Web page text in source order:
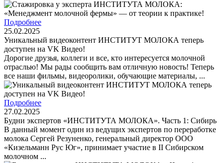
Подробнее
25.02.2025
Уникальный видеоконтент ИНСТИТУТ МОЛОКА теперь
доступен на VK Видео!
Дорогие друзья, коллеги и все, кто интересуется молочной
отраслью! Мы рады сообщить вам отличную новость! Теперь
все наши фильмы, видеоролики, обучающие материалы, ...
Подробнее
27.02.2025
Будни экспертов «ИНСТИТУТА МОЛОКА». Часть 1: Сибирь
В данный момент один из ведущих экспертов по переработке
молока Сергей Резуненко, генеральный директор ООО
«Кизельманн Рус Юг», принимает участие в II Сибирском
молочном ...